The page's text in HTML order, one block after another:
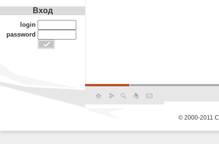
Вход
login
password
© 2000-2011